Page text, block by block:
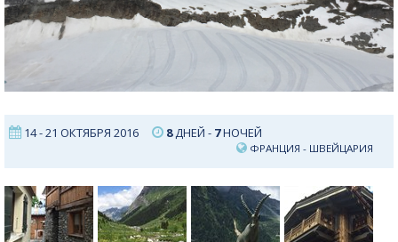
14 - 21 ОКТЯБРЯ 2016 8ДНЕЙ - 7НОЧЕЙ
ФРАНЦИЯ - ШВЕЙЦАРИЯ